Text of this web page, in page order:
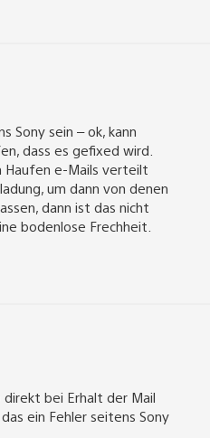
Sony sein – ok, kann
dass es gefixed wird.
Haufen e-Mails verteilt
um dann von denen
dann ist das nicht
bodenlose Frechheit.
direkt bei Erhalt der Mail
ein Fehler seitens Sony